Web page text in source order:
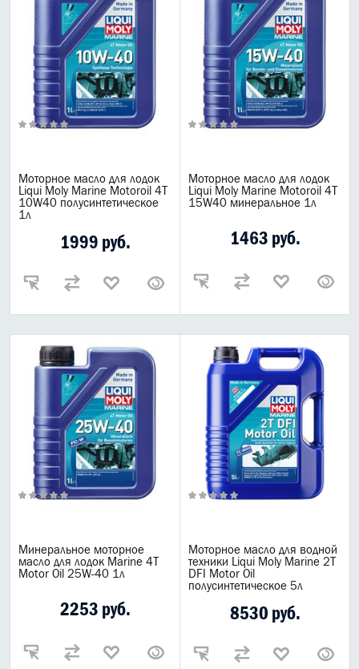
Масла для мотовилок и фильтров
Мотохимия
Motul Moto
Лодочные масла
Лодки
Масла САД
ВСЕ БРЕНДЫ
Моторное масло для лодок
Liqui Moly Marine Motoroil 4T
10W40 полусинтетическое
1л
1999 руб.
Моторное масло для лодок
Liqui Moly Marine Motoroil 4T
15W40 минеральное 1л
1463 руб.
Минеральное моторное
масло для лодок Marine 4T
Motor Oil 25W-40 1л
2253 руб.
Моторное масло для водной
техники Liqui Moly Marine 2T
DFI Motor Oil
полусинтетическое 5л
8530 руб.